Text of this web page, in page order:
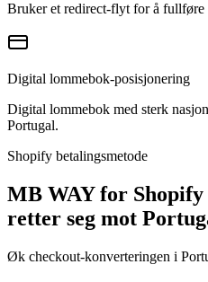
Bruker et redirect-flyt for å fullføre
Digital lommebok-posisjonering
Digital lommebok med sterk
Portugal.
Shopify betalingsmetode
MB WAY for Shopify
retter seg mot
Øk checkout-konverteringen i